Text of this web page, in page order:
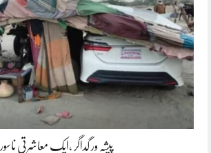
پیشہ ور گداگر ،ایک معاشرتی ناسور